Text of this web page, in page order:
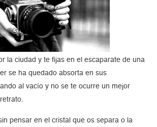
la ciudad y te fijas en el escaparate de una
se ha quedado absorta en sus
al vacío y no se te ocurre un mejor
pensar en el cristal que os separa o la